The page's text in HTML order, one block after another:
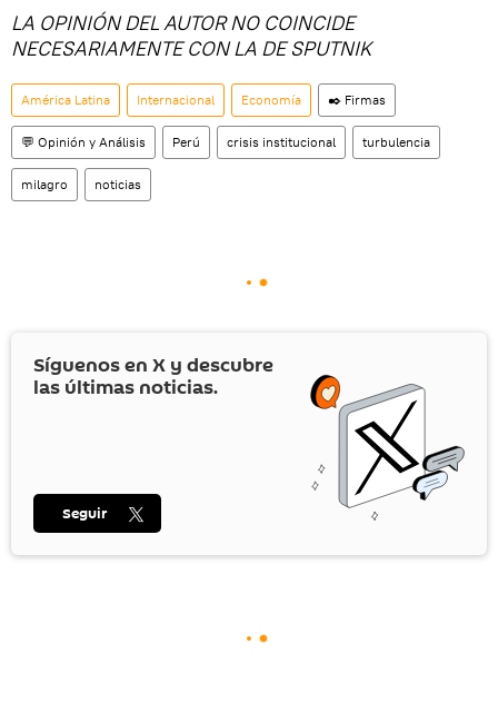
LA OPINIÓN DEL AUTOR NO COINCIDE
NECESARIAMENTE CON LA DE SPUTNIK
América Latina Internacional Economía ✒️ Firmas
💬 Opinión y Análisis Perú crisis institucional turbulencia
milagro noticias
Síguenos en X y descubre
las últimas noticias.
Seguir